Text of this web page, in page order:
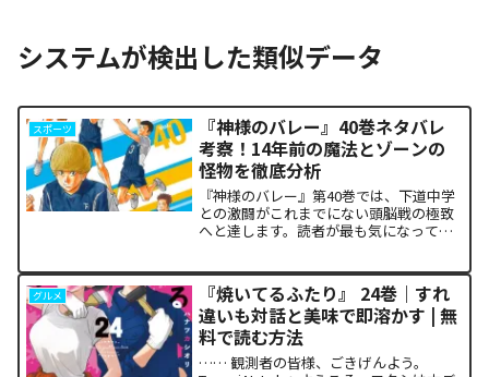
システムが検出した類似データ
スポーツ
『神様のバレー』40巻ネタバレ
考察！14年前の魔法とゾーンの
怪物を徹底分析
『神様のバレー』第40巻では、下道中学
との激闘がこれまでにない頭脳戦の極致
へと達します。読者が最も気になってい
阿月総一が口にした「14年前の魔法（呪
い）」の謎まで、本...
グルメ
『焼いてるふたり』 24巻｜すれ
違いも対話と美味で即溶かす | 無
料で読む方法
…… 観測者の皆様、ごきげんよう。